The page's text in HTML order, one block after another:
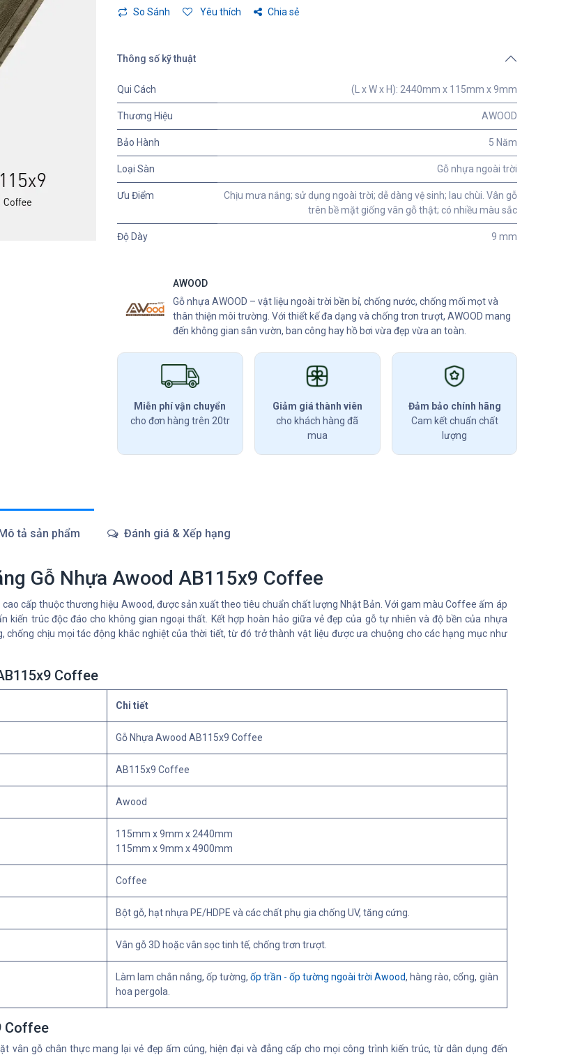
So Sánh Yêu thích Chia sẻ
Thông số kỹ thuật
Qui Cách (L x W x H): 2440mm x 115mm x 9mm
Thương Hiệu AWOOD
Bảo Hành 5 Năm
Loại Sàn Gỗ nhựa ngoài trời
Ưu Điểm
Chịu mưa nắng; sử dụng ngoài trời; dễ dàng vệ sinh; lau chùi. Vân gỗ
trên bề mặt giống vân gỗ thật; có nhiều màu sắc
Độ Dày 9 mm
AWOOD
Gỗ nhựa AWOOD – vật liệu ngoài trời bền bỉ, chống nước, chống mối mọt và
thân thiện môi trường. Với thiết kế đa dạng và chống trơn trượt, AWOOD mang
đến không gian sân vườn, ban công hay hồ bơi vừa đẹp vừa an toàn.
Miễn phí vận chuyển
cho đơn hàng trên 20tr
Giảm giá thành viên
cho khách hàng đã
mua
Đảm bảo chính hãng
Cam kết chuẩn chất
lượng
tả sản phẩm Đánh giá & Xếp hạng
Gỗ Nhựa Awood AB115x9 Coffee
cấp thuộc thương hiệu Awood, được sản xuất theo tiêu chuẩn chất lượng Nhật Bản. Với gam màu Coffee ấm áp
kiến trúc độc đáo cho không gian ngoại thất. Kết hợp hoàn hảo giữa vẻ đẹp của gỗ tự nhiên và độ bền của nhựa
chống chịu mọi tác động khắc nghiệt của thời tiết, từ đó trở thành vật liệu được ưa chuộng cho các hạng mục như
Coffee
Chi tiết
Gỗ Nhựa Awood AB115x9 Coffee
AB115x9 Coffee
Awood
115mm x 9mm x 2440mm
115mm x 9mm x 4900mm
Coffee
Bột gỗ, hạt nhựa PE/HDPE và các chất phụ gia chống UV, tăng cứng.
Vân gỗ 3D hoặc vân sọc tinh tế, chống trơn trượt.
Làm lam chắn nắng, ốp tường, ốp trần - ốp tường ngoài trời Awood, hàng rào, cổng, giàn
hoa pergola.
Coffee
vân gỗ chân thực mang lại vẻ đẹp ấm cúng, hiện đại và đẳng cấp cho mọi công trình kiến trúc, từ dân dụng đến